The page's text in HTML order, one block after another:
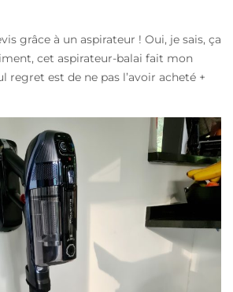
grâce à un aspirateur ! Oui, je sais, ça
cet aspirateur-balai fait mon
regret est de ne pas l’avoir acheté +